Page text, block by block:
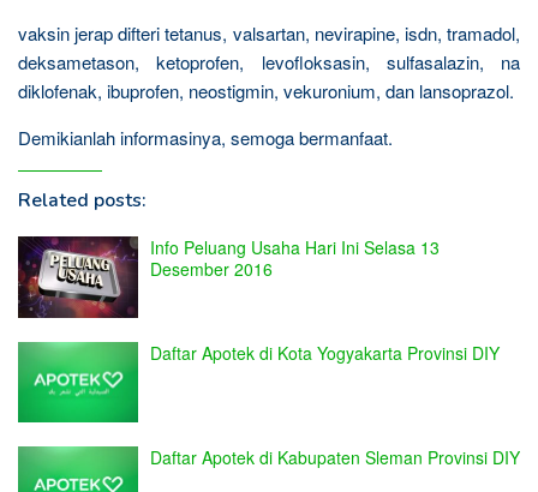
vaksin jerap difteri tetanus, valsartan, nevirapine, isdn, tramadol,
deksametason, ketoprofen, levofloksasin, sulfasalazin, na
diklofenak, ibuprofen, neostigmin, vekuronium, dan lansoprazol.
Demikianlah informasinya, semoga bermanfaat.
Related posts:
Info Peluang Usaha Hari Ini Selasa 13
Desember 2016
Daftar Apotek di Kota Yogyakarta Provinsi DIY
Daftar Apotek di Kabupaten Sleman Provinsi DIY